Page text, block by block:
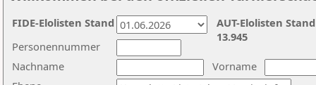
Nachname
Vorname
Personennummer
AUT-Elolisten
13.945
FIDE-Elolisten Stand